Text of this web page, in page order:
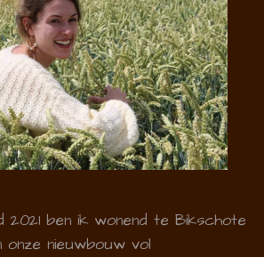
2021 ben ik wonend te Bikschote
onze nieuwbouw vol